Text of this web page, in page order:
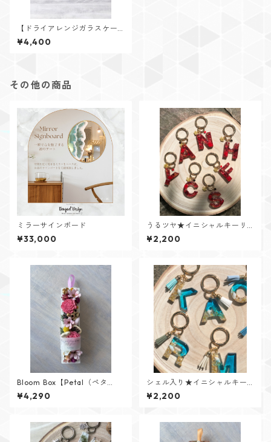
【ドライアレンジガラスケー
ス】
¥4,400
その他の商品
ミラーサインボード
¥33,000
うるツヤ★イニシャルキーリ
ング【Glitter Heartシリー
ズ】
¥2,200
Bloom Box【Petal（ペタ
ル）】メッセージカード付け
られます✨
¥4,290
シェル入り★イニシャルキー
リング【Cristal Oceanシリー
ズ】
¥2,200